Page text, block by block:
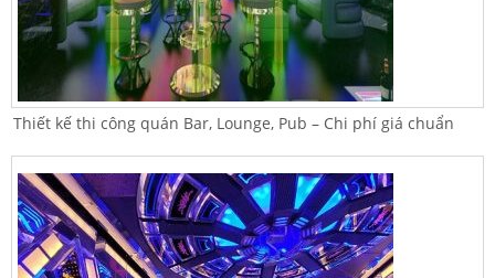
Thiết kế thi công quán Bar, Lounge, Pub – Chi phí giá chuẩn